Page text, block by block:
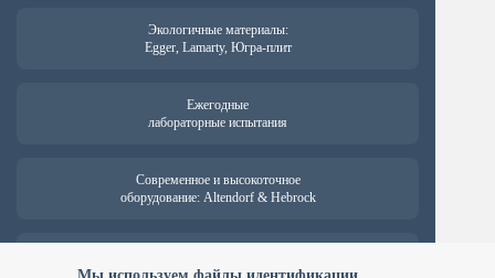
Экологичные материалы:
Egger, Lamarty, Югра-плит
Ежегодные
лабораторные испытания
Современное и высокоточное
оборудование: Altendorf & Hebrock
от 18 месяцев